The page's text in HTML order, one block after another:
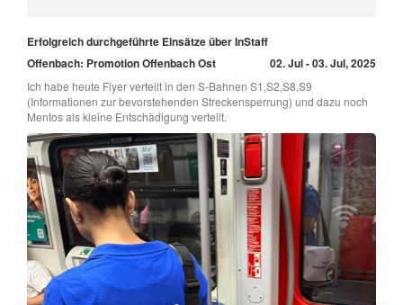
Erfolgreich durchgeführte Einsätze über InStaff
Offenbach: Promotion Offenbach Ost
02. Jul - 03. Jul, 2025
Ich habe heute Flyer verteilt in den S-Bahnen S1,S2,S8,S9
(Informationen zur bevorstehenden Streckensperrung) und dazu noch
Mentos als kleine Entschädigung verteilt.